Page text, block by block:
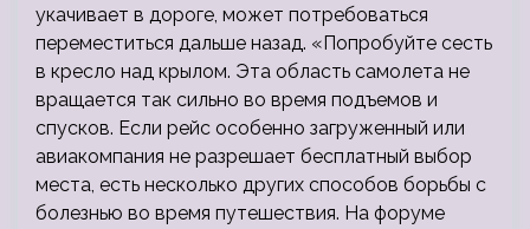
укачивает в дороге, может потребоваться
переместиться дальше назад. «Попробуйте сесть
в кресло над крылом. Эта область самолета не
вращается так сильно во время подъемов и
спусков. Если рейс особенно загруженный или
авиакомпания не разрешает бесплатный выбор
места, есть несколько других способов борьбы с
болезнью во время путешествия. На форуме